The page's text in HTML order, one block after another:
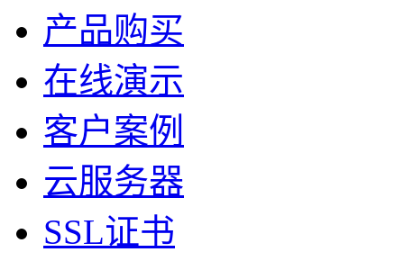
产品购买
在线演示
客户案例
云服务器
SSL证书